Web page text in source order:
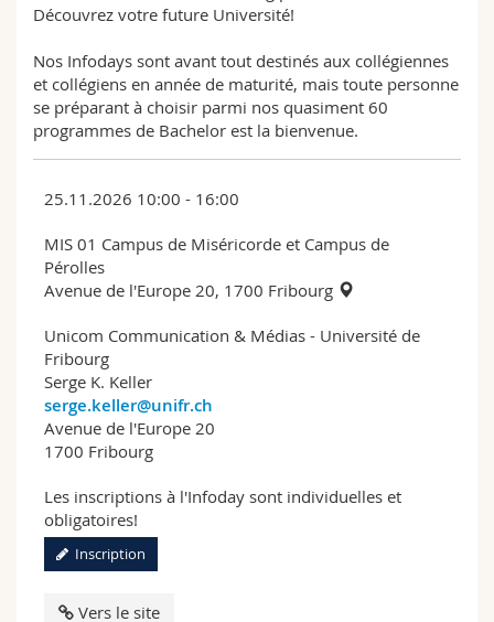
Découvrez votre future Université!
Nos Infodays sont avant tout destinés aux collégiennes
et collégiens en année de maturité, mais toute personne
se préparant à choisir parmi nos quasiment 60
programmes de Bachelor est la bienvenue.
25.11.2026 10:00 - 16:00
MIS 01 Campus de Miséricorde et Campus de
Pérolles
Avenue de l'Europe 20, 1700 Fribourg
Unicom Communication & Médias - Université de
Fribourg
Serge K. Keller
serge.keller@unifr.ch
Avenue de l'Europe 20
1700 Fribourg
Les inscriptions à l'Infoday sont individuelles et
obligatoires!
Inscription
Vers le site